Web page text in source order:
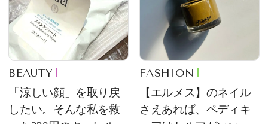
BEAUTY
「涼しい顔」を取り戻
したい。そんな私を救
FASHION
【エルメス】のネイル
さえあれば、ペディキ